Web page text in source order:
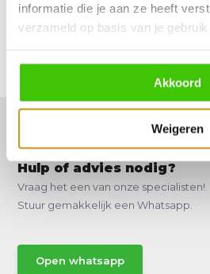
informatie die je aan ze heeft
verzameld op basis van je
Akkoord
Weigeren
Reviews
Delen
Hulp of advies nodig?
Vraag het een van onze specialisten!
Stuur gemakkelijk een Whatsapp.
Open whatsapp